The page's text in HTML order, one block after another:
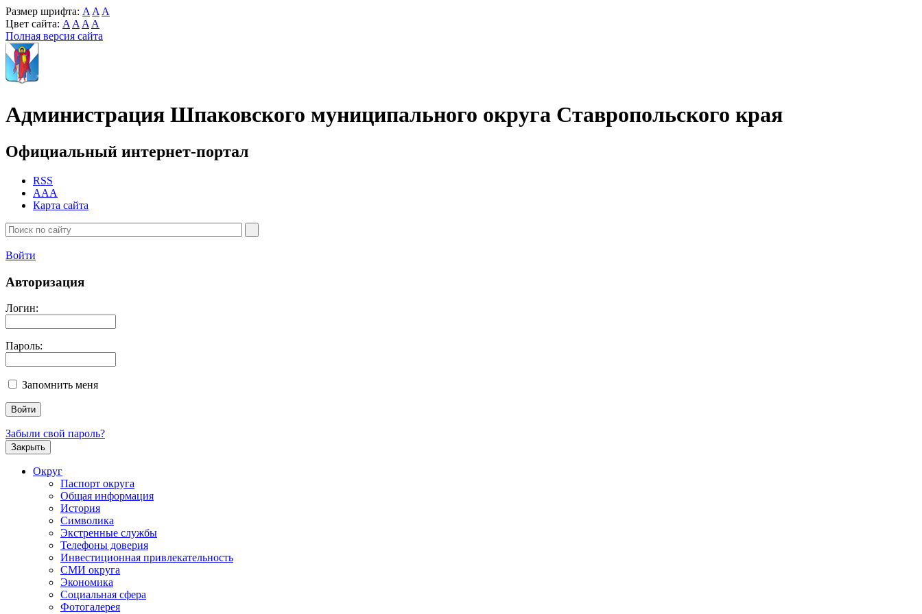
Размер шрифта: A A A
Цвет сайта: A A A A
Полная версия сайта
Администрация Шпаковского муниципального округа Ставропольского края
Официальный интернет-портал
RSS
AAA
Карта сайта
Войти
Авторизация
Логин:
Пароль:
Запомнить меня
Забыли свой пароль?
Закрыть
Округ
Паспорт округа
Общая информация
История
Символика
Экстренные службы
Телефоны доверия
Инвестиционная привлекательность
СМИ округа
Экономика
Социальная сфера
Фотогалерея